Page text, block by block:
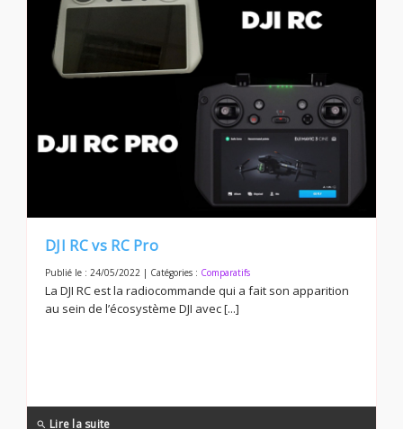
DJI RC vs RC Pro
Publié le : 24/05/2022 | Catégories : Comparatifs
La DJI RC est la radiocommande qui a fait son apparition
au sein de l’écosystème DJI avec [...]
search Lire la suite